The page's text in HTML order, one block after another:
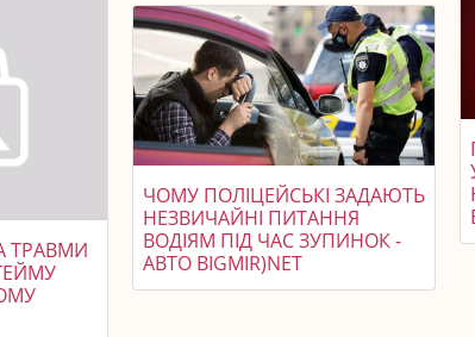
ТРАВМИ
ЧОМУ ПОЛІЦЕЙСЬКІ ЗАДАЮТЬ
НЕЗВИЧАЙНІ ПИТАННЯ
ВОДІЯМ ПІД ЧАС ЗУПИНОК -
АВТО BIGMIR)NET